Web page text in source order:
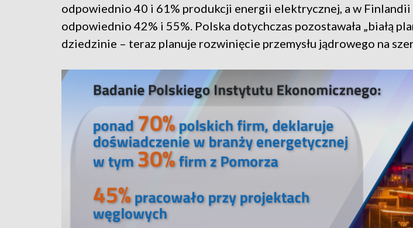
odpowiednio 40 i 61% produkcji energii elektrycznej, a w Finlandii
odpowiednio 42% i 55%. Polska dotychczas pozostawała „białą
dziedzinie – teraz planuje rozwinięcie przemysłu jądrowego na